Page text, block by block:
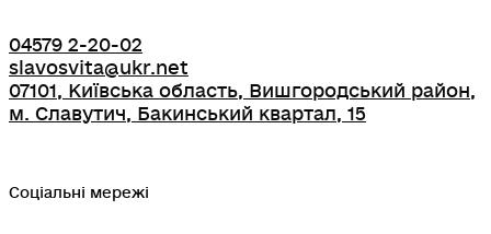
04579 2-20-02
slavosvita@ukr.net
07101, Київська область, Вишгородський район,
м. Славутич, Бакинський квартал, 15
Соціальні мережі